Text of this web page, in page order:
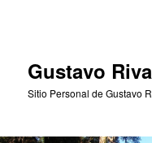
Gustavo
Sitio Personal de Gustavo